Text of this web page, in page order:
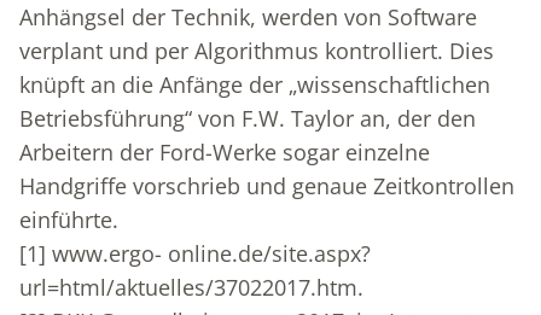
Anhängsel der Technik, werden von Software
verplant und per Algorithmus kontrolliert. Dies
knüpft an die Anfänge der „wissenschaftlichen
Betriebsführung“ von F.W. Taylor an, der den
Arbeitern der Ford-Werke sogar einzelne
Handgriffe vorschrieb und genaue Zeitkontrollen
einführte.
[1] www.ergo- online.de/site.aspx?
url=html/aktuelles/37022017.htm.